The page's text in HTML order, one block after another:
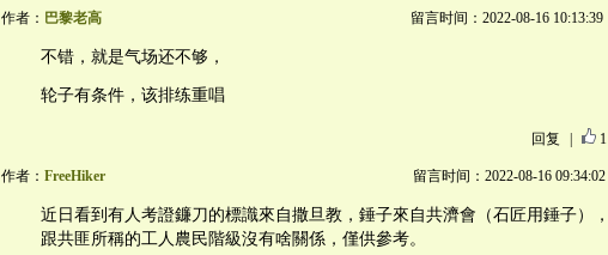
作者： 巴黎老高 留言时间：2022-08-16 10:13:39
不错，就是气场还不够，
轮子有条件，该排练重唱
回复 1
作者： FreeHiker 留言时间：2022-08-16 09:34:02
近日看到有人考證鐮刀的標識來自撒旦教，錘子來自共濟會（石匠用錘子），
跟共匪所稱的工人農民階級沒有啥關係，僅供參考。